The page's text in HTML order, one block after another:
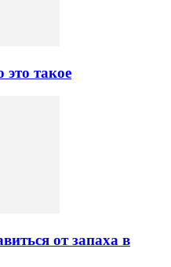
такое
от запаха в